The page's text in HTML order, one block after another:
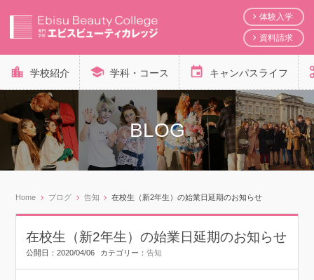
体験入学
資料請求
学校紹介 学科・コース キャンパスライフ
BLOG
Home ブログ 告知 在校生（新2年生）の始業日延期のお知らせ
在校生（新2年生）の始業日延期のお知らせ
公開日：2020/04/06 カテゴリー： 告知